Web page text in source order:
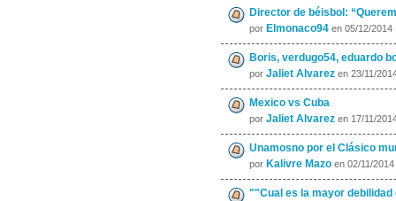
Director de béisbol:
por Elmonaco94 en 05/12/2014
Boris, verdugo54, eduardo
por Jaliet Alvarez en 23/11/
Mexico vs Cuba
por Jaliet Alvarez en 17/11/
Unamosno por el Clásico
por Kalivre Mazo en 02/11/
""Cual es la mayor debilidad